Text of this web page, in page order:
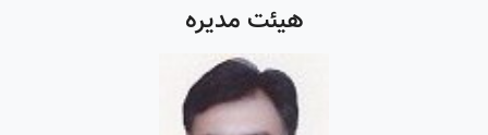
هیئت مدیره